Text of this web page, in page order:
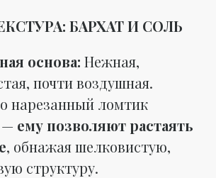
БАРХАТ И СОЛЬ
основа: Нежная,
почти воздушная.
нарезанный ломтик
— ему позволяют растаять
, обнажая шелковистую,
структуру.